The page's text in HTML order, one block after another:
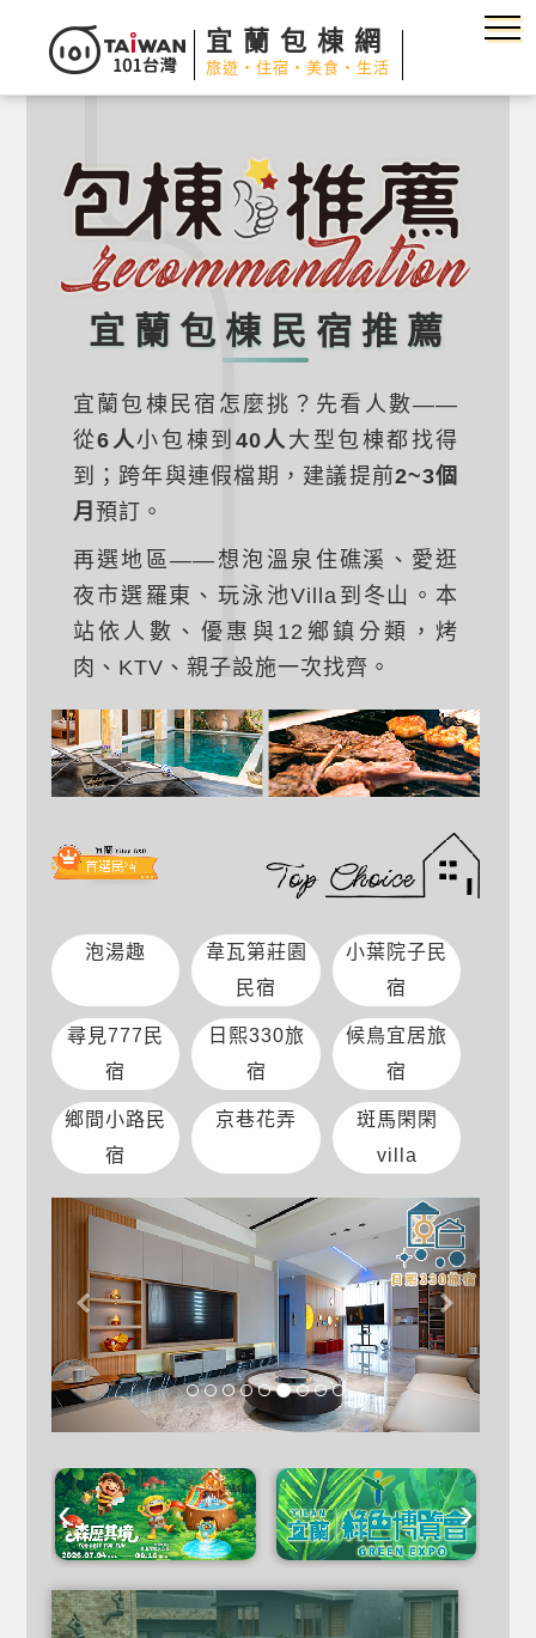
宜蘭包棟網
旅遊‧住宿‧美食‧生活
宜蘭包棟民宿推薦
宜蘭包棟民宿怎麼挑？先看人數——
從6人小包棟到 40人大型包棟都找得
到；跨年與連假檔期，建議提前2~3個
月 預訂。
再選地區——想泡溫泉住礁溪 、愛逛
夜市選 羅東 、玩泳池Villa到 冬山 。本
站依人數、優惠與12鄉鎮分類，烤
肉、KTV、親子設施一次找齊。
泡湯趣
韋瓦第莊園
民宿
小葉院子民
宿
尋見777民
宿
日熙330旅
宿
候鳥宜居旅
宿
鄉間小路民
宿
京巷花弄
斑馬閑閑
villa
‹ ›